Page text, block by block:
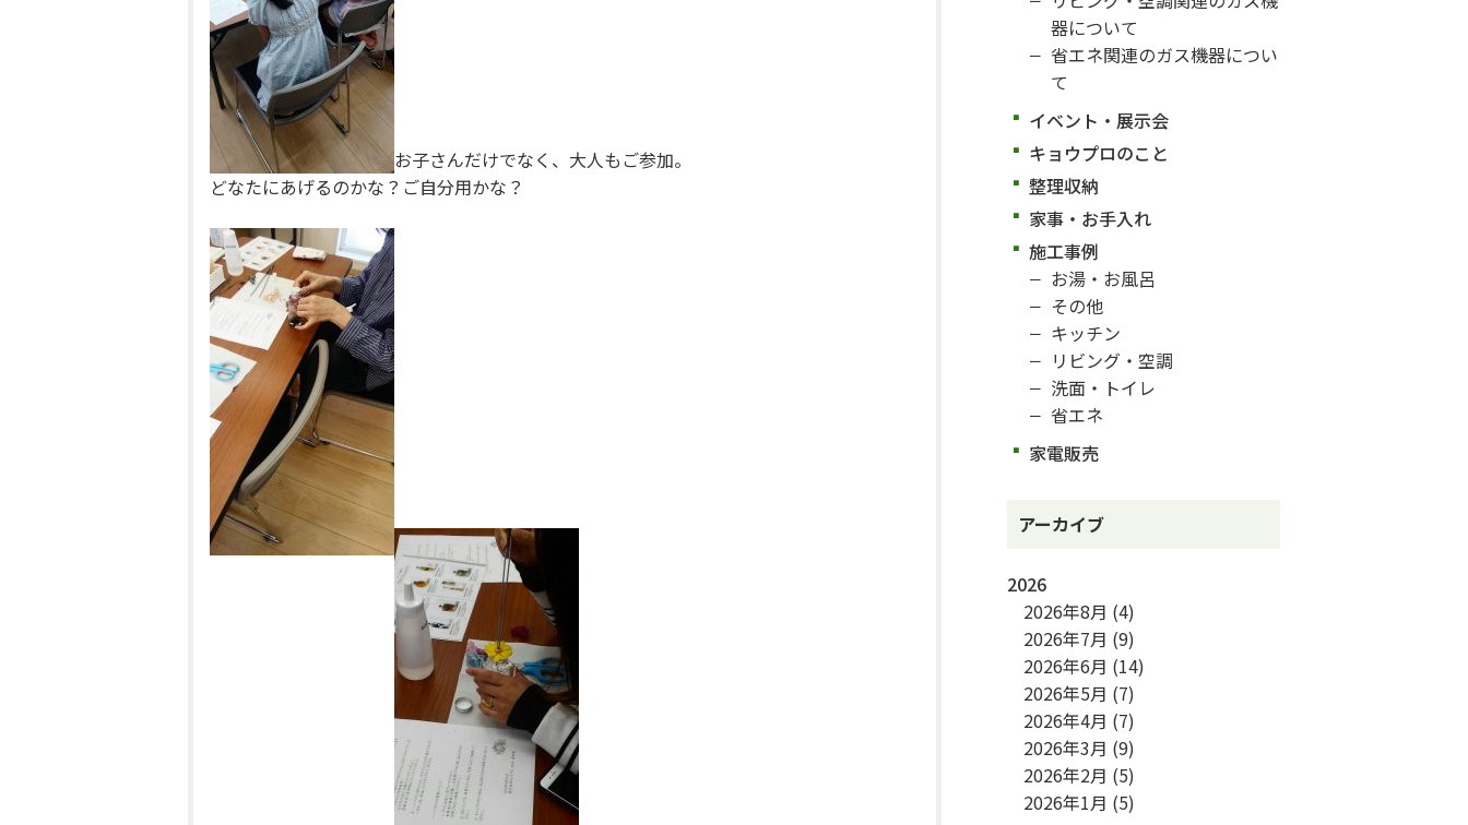
お子さんだけでなく、大人もご参加。
どなたにあげるのかな？ご自分用かな？
器について
省エネ関連のガス機器につい
て
イベント・展示会
キョウプロのこと
整理収納
家事・お手入れ
施工事例
お湯・お風呂
その他
キッチン
リビング・空調
洗面・トイレ
省エネ
家電販売
アーカイブ
2026
2026年8月 (4)
2026年7月 (9)
2026年6月 (14)
2026年5月 (7)
2026年4月 (7)
2026年3月 (9)
2026年2月 (5)
2026年1月 (5)